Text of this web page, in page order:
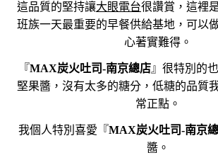
這品質的堅持讓大眼電台很讚賞，這裡
班族一天最重要的早餐供給基地，可以
心著實難得。
『MAX炭火吐司-南京總店』很特別的
堅果醬，沒有太多的糖分，低糖的品質
常正點。
我個人特別喜愛『MAX炭火吐司-南京
醬。